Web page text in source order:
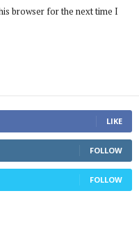
browser for the next time I
LIKE
FOLLOW
FOLLOW